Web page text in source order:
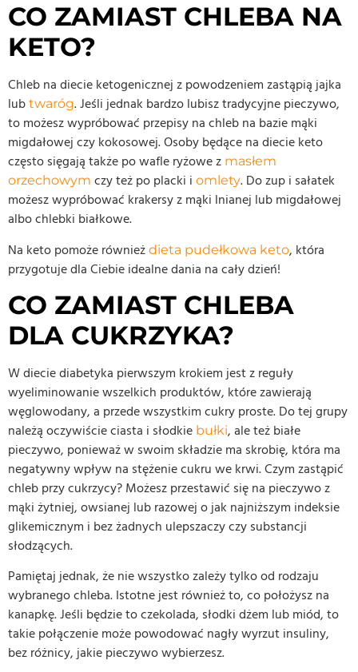
CO ZAMIAST CHLEBA NA
KETO?
Chleb na diecie ketogenicznej z powodzeniem zastąpią jajka
lub twaróg. Jeśli jednak bardzo lubisz tradycyjne pieczywo,
to możesz wypróbować przepisy na chleb na bazie mąki
migdałowej czy kokosowej. Osoby będące na diecie keto
często sięgają także po wafle ryżowe z masłem
orzechowym czy też po placki i omlety. Do zup i sałatek
możesz wypróbować krakersy z mąki lnianej lub migdałowej
albo chlebki białkowe.
Na keto pomoże również dieta pudełkowa keto, która
przygotuje dla Ciebie idealne dania na cały dzień!
CO ZAMIAST CHLEBA
DLA CUKRZYKA?
W diecie diabetyka pierwszym krokiem jest z reguły
wyeliminowanie wszelkich produktów, które zawierają
węglowodany, a przede wszystkim cukry proste. Do tej grupy
należą oczywiście ciasta i słodkie bułki, ale też białe
pieczywo, ponieważ w swoim składzie ma skrobię, która ma
negatywny wpływ na stężenie cukru we krwi. Czym zastąpić
chleb przy cukrzycy? Możesz przestawić się na pieczywo z
mąki żytniej, owsianej lub razowej o jak najniższym indeksie
glikemicznym i bez żadnych ulepszaczy czy substancji
słodzących.
Pamiętaj jednak, że nie wszystko zależy tylko od rodzaju
wybranego chleba. Istotne jest również to, co położysz na
kanapkę. Jeśli będzie to czekolada, słodki dżem lub miód, to
takie połączenie może powodować nagły wyrzut insuliny,
bez różnicy, jakie pieczywo wybierzesz.